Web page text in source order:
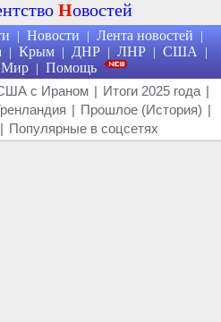
Новостей
| Новости | Лента новостей |
| Крым | ДНР | ЛНР | США |
Мир | Помощь
с Ираном | Итоги 2025 года |
| Прошлое (История) |
| Популярные в соцсетях